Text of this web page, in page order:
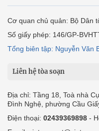
Cơ quan chủ quản: Bộ Dân
Số giấy phép: 146/GP-
Tổng biên tập: Nguyễn Văn
Liên hệ tòa soạn
Địa chỉ: Tầng 18, Toà nhà
Đình Nghệ, phường Cầu
Điện thoại: 02439369898 -